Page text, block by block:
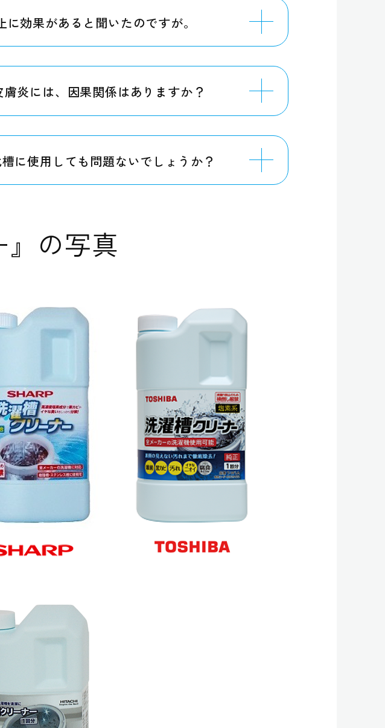
効果があると聞いたのですが。
炎には、因果関係はありますか？
に使用しても問題ないでしょうか？
』の写真